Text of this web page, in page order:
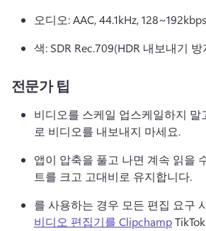
오디오: AAC, 44.1kHz, 128~192kbps
색: SDR Rec.709(HDR 내보내기 방
전문가 팁
비디오를 스케일 업스케일하지 말
로 비디오를 내보내지 마세요.
앱이 압축을 풀고 나면 계속 읽을
트를 크고 고대비로 유지합니다.
를 사용하는 경우 모든 편집 요구
비디오 편집기를 Clipchamp